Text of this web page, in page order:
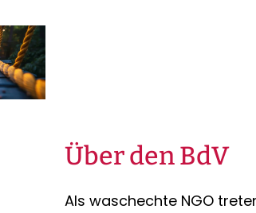
Über den BdV
Als waschechte NGO